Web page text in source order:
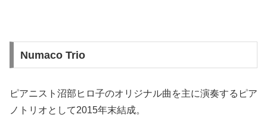
Numaco Trio
ピアニスト沼部ヒロ子のオリジナル曲を主に演奏するピア
ノトリオとして2015年末結成。